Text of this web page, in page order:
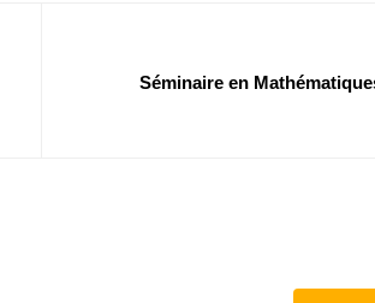
Séminaire en